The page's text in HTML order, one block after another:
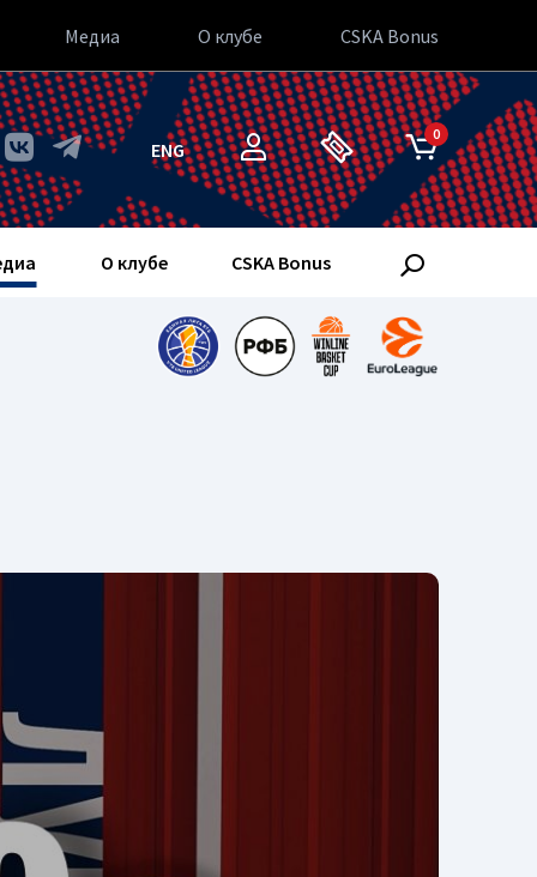
Медиа О клубе CSKA Bonus
ENG
0
О клубе CSKA Bonus